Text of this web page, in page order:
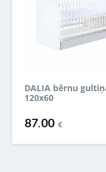
DALIA bērnu
120x60
87.00 €